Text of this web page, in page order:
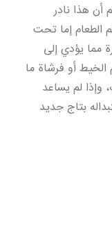
أن هذا نادر
الطعام إما تحت
مما يؤدي إلى
الخيط أو فرشاة ما
وإذا لم يساعد
بتاج جديد